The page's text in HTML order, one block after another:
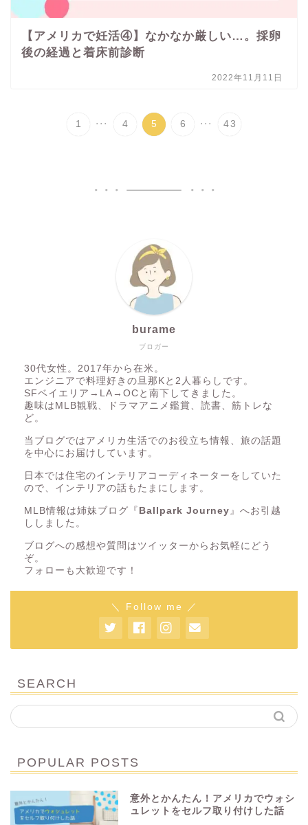
【アメリカで妊活④】なかなか厳しい…。採卵
後の経過と着床前診断
2022年11月11日
1 ... 4 5 6 ... 43
ブロガー
burame
30代女性。2017年から在米。
エンジニアで料理好きの旦那Kと2人暮らしです。
SFベイエリア→LA→OCと南下してきました。
趣味はMLB観戦、ドラマアニメ鑑賞、読書、筋トレな
ど。
当ブログではアメリカ生活でのお役立ち情報、旅の話題
を中心にお届けしています。
日本では住宅のインテリアコーディネーターをしていた
ので、インテリアの話もたまにします。
MLB情報は姉妹ブログ『 Ballpark Journey 』へお引越
ししました。
ブログへの感想や質問はツイッターからお気軽にどう
ぞ。
フォローも大歓迎です！
＼ Follow me ／
SEARCH
POPULAR POSTS
意外とかんたん！アメリカでウォシ
ュレットをセルフ取り付けした話